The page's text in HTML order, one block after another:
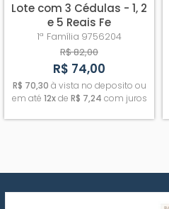
Lote com 3 Cédulas - 1, 2
e 5 Reais Fe
1ª Família 9756204
R$ 82,00
R$ 74,00
R$ 70,30 à vista no deposito ou
em até 12xde R$ 7,24 com juros